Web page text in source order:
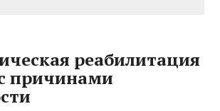
реабилитация
причинами